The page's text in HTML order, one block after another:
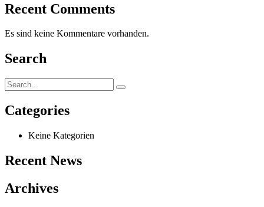
Recent Comments
Es sind keine Kommentare vorhanden.
Search
Categories
Keine Kategorien
Recent News
Archives